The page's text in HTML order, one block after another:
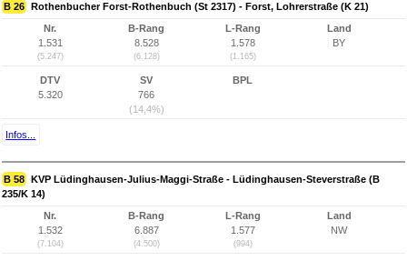
B 26 Rothenbucher Forst-Rothenbuch (St 2317) - Forst, Lohrerstraße (K 21)
Nr.
1.531
(5.247)
B-Rang
8.528
(6.128)
L-Rang
1.578
(1.165)
Land
BY
DTV
5.320
SV
766
(14,4%)
BPL
Infos...
B 58 KVP Lüdinghausen-Julius-Maggi-Straße - Lüdinghausen-Steverstraße (B
235/K 14)
Nr.
1.532
(7.104)
B-Rang
6.887
(4.500)
L-Rang
1.577
(994)
Land
NW